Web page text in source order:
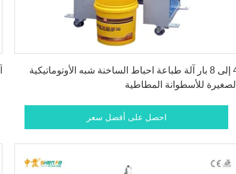
4 إلى 8 بار آلة طباعة احباط الساخنة شبه الأوتوماتيكية
الصغيرة للأسطوانة المطاطية
احصل على أفضل سعر